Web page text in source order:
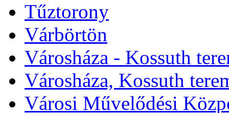
Tűztorony
Várbörtön
Városháza - Kossuth
Városháza, Kossuth
Városi Művelődési